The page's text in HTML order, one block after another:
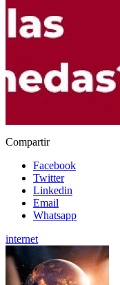
Compartir
Facebook
Twitter
Linkedin
Email
Whatsapp
internet